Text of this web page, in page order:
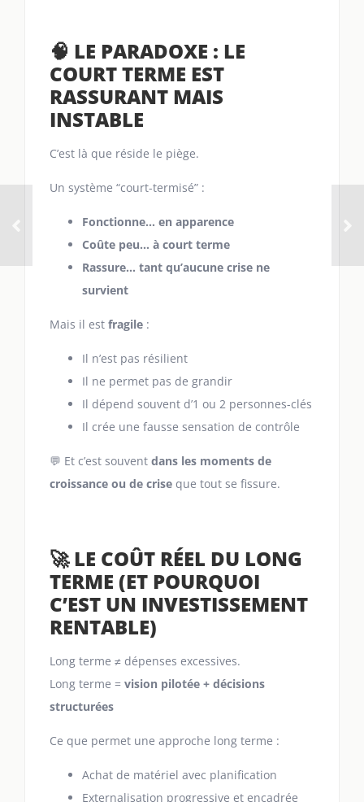
🧠 LE PARADOXE : LE
COURT TERME EST
RASSURANT MAIS
INSTABLE
C’est là que réside le piège.
Un système “court-termisé” :
Fonctionne… en apparence
Coûte peu… à court terme
Rassure… tant qu’aucune crise ne
survient
Mais il est fragile :
Il n’est pas résilient
Il ne permet pas de grandir
Il dépend souvent d’1 ou 2 personnes-clés
Il crée une fausse sensation de contrôle
💬 Et c’est souvent dans les moments de
croissance ou de crise que tout se fissure.
🚀 LE COÛT RÉEL DU LONG
TERME (ET POURQUOI
C’EST UN INVESTISSEMENT
RENTABLE)
Long terme ≠ dépenses excessives.
Long terme = vision pilotée + décisions
structurées
Ce que permet une approche long terme :
Achat de matériel avec planification
Externalisation progressive et encadrée